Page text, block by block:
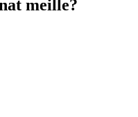
meille?